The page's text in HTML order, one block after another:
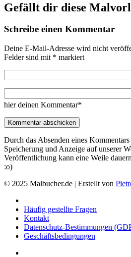
Gefällt dir diese
Schreibe einen Kommentar
Deine E-Mail-Adresse wird nicht
Felder sind mit * markiert
hier deinen Kommentar*
Durch das Absenden eines
Speicherung und Anzeige auf unserer
Veröffentlichung kann eine Weile
:o)
© 2025 Malbucher.de | Erstellt von
Häufig gestellte Fragen
Kontakt
Datenschutz-Bestimmungen
Geschäftsbedingungen